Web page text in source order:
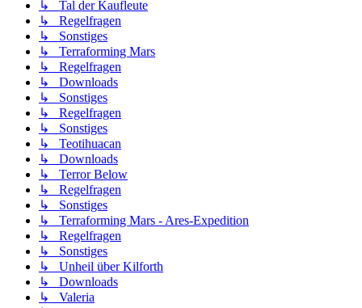
↳ Tal der Kaufleute
↳ Regelfragen
↳ Sonstiges
↳ Terraforming Mars
↳ Regelfragen
↳ Downloads
↳ Sonstiges
↳ Regelfragen
↳ Sonstiges
↳ Teotihuacan
↳ Downloads
↳ Terror Below
↳ Regelfragen
↳ Sonstiges
↳ Terraforming Mars - Ares-Expedition
↳ Regelfragen
↳ Sonstiges
↳ Unheil über Kilforth
↳ Downloads
↳ Valeria